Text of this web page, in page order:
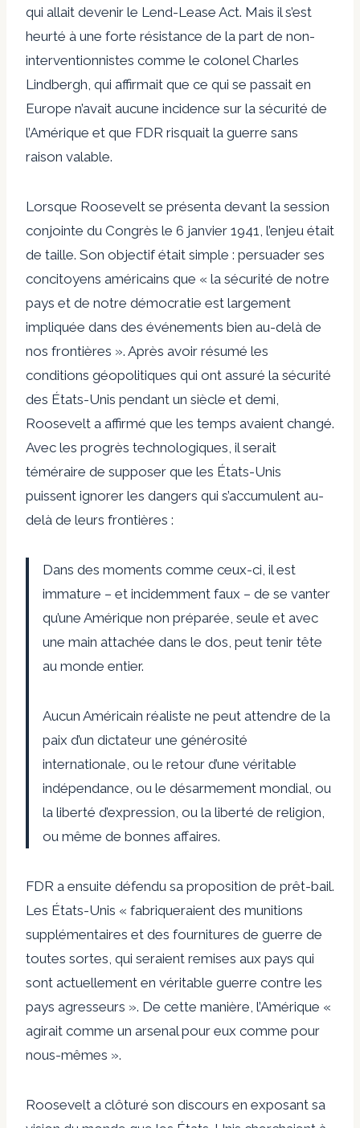
qui allait devenir le Lend-Lease Act. Mais il s’est
heurté à une forte résistance de la part de non-
interventionnistes comme le colonel Charles
Lindbergh, qui affirmait que ce qui se passait en
Europe n’avait aucune incidence sur la sécurité de
l’Amérique et que FDR risquait la guerre sans
raison valable.
Lorsque Roosevelt se présenta devant la session
conjointe du Congrès le 6 janvier 1941, l’enjeu était
de taille. Son objectif était simple : persuader ses
concitoyens américains que « la sécurité de notre
pays et de notre démocratie est largement
impliquée dans des événements bien au-delà de
nos frontières ». Après avoir résumé les
conditions géopolitiques qui ont assuré la sécurité
des États-Unis pendant un siècle et demi,
Roosevelt a affirmé que les temps avaient changé.
Avec les progrès technologiques, il serait
téméraire de supposer que les États-Unis
puissent ignorer les dangers qui s’accumulent au-
delà de leurs frontières :
Dans des moments comme ceux-ci, il est
immature – et incidemment faux – de se vanter
qu’une Amérique non préparée, seule et avec
une main attachée dans le dos, peut tenir tête
au monde entier.
Aucun Américain réaliste ne peut attendre de la
paix d’un dictateur une générosité
internationale, ou le retour d’une véritable
indépendance, ou le désarmement mondial, ou
la liberté d’expression, ou la liberté de religion,
ou même de bonnes affaires.
FDR a ensuite défendu sa proposition de prêt-bail.
Les États-Unis « fabriqueraient des munitions
supplémentaires et des fournitures de guerre de
toutes sortes, qui seraient remises aux pays qui
sont actuellement en véritable guerre contre les
pays agresseurs ». De cette manière, l’Amérique «
agirait comme un arsenal pour eux comme pour
nous-mêmes ».
Roosevelt a clôturé son discours en exposant sa